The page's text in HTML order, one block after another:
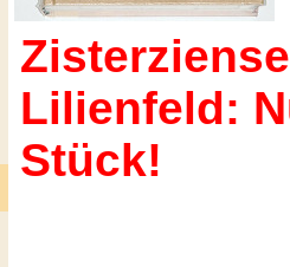
Lilienfeld:
Stück!